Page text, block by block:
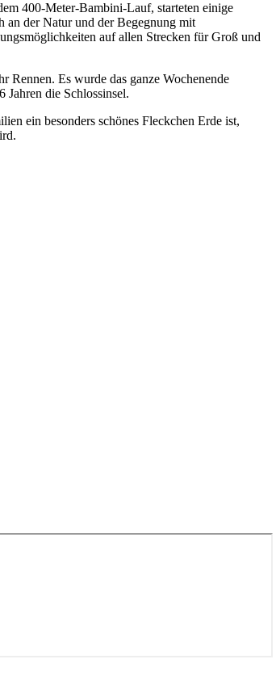
400-Meter-Bambini-Lauf, starteten einige
an der Natur und der Begegnung mit
auf allen Strecken für Groß und
Rennen. Es wurde das ganze Wochenende
Jahren die Schlossinsel.
ein besonders schönes Fleckchen Erde ist,